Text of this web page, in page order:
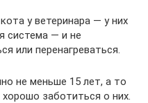
у ветеринара — у них
система — и не
или перенагреваться.
не меньше 15 лет, а то
заботиться о них.